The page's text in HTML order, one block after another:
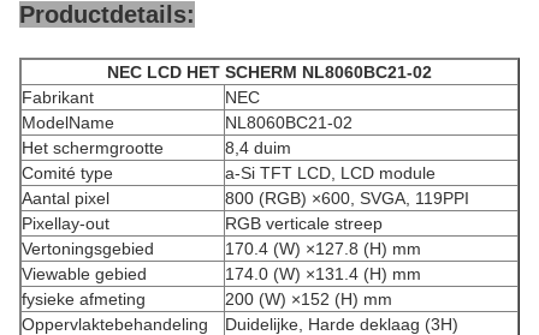
Productdetails:
NEC LCD HET SCHERM NL8060BC21-02
Fabrikant
NEC
ModelName
NL8060BC21-02
Het schermgrootte
8,4 duim
Comité type
a-Si TFT LCD, LCD module
Aantal pixel
800 (RGB) ×600, SVGA, 119PPI
Pixellay-out
RGB verticale streep
Vertoningsgebied
170.4 (W) ×127.8 (H) mm
Viewable gebied
174.0 (W) ×131.4 (H) mm
fysieke afmeting
200 (W) ×152 (H) mm
Oppervlaktebehandeling
Duidelijke, Harde deklaag (3H)